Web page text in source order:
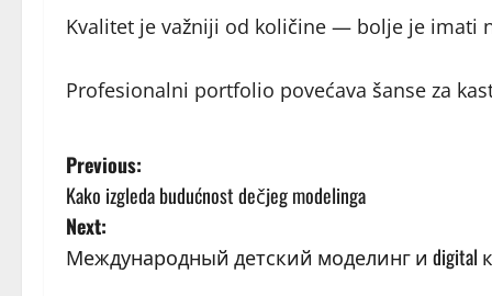
Kvalitet je važniji od količine — bolje je imati
Profesionalni portfolio povećava šanse za
P
o
s
Previous:
Kako izgleda budućnost dečjeg modelinga
Next:
Международный детский моделинг и digital